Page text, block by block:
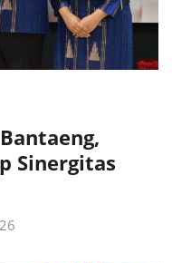
Sinergitas